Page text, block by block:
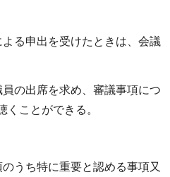
る申出を受けたときは、会議
の出席を求め、審議事項につ
くことができる。
うち特に重要と認める事項又